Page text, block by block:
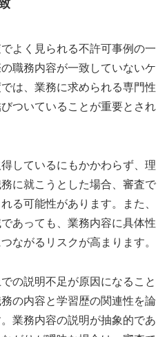
よく見られる不許可事例の一
職務内容が一致していないケ
は、業務に求められる専門性
ついていることが重要とされ
しているにもかかわらず、理
に就こうとした場合、審査で
る可能性があります。また、
あっても、業務内容に具体性
ながるリスクが高まります。
の説明不足が原因になること
の内容と学習歴の関連性を論
業務内容の説明が抽象的であ